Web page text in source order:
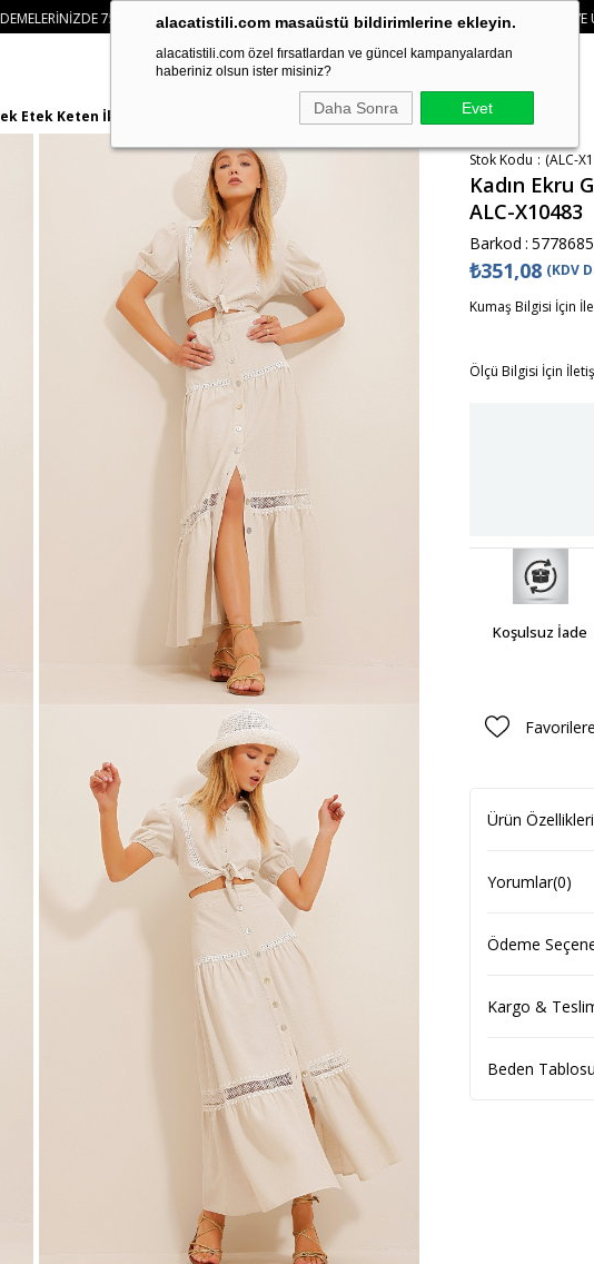
alacatistili.com masaüstü bildirimlerine ekleyin.
alacatistili.com özel fırsatlardan ve güncel kampanyalardan
haberiniz olsun ister misiniz?
Daha Sonra Evet
KARGO ÜCRETSIZ • 🛍️ YENI SEZON ÜRÜNLERINDE 2 ÜRÜN VE ÜZERI SIPARIŞLERDE
Etek Keten İkili Takım ALC-X10483
Stok Kodu (ALC-
Kadın Ekru
ALC-X10483
Barkod :
₺351,08 (KDV
Kumaş Bilgisi İçin
Ölçü Bilgisi İçin
Koşulsuz İade
Ürün Özellikleri
Yorumlar(0)
Ödeme
Kargo &
Beden Tablosu